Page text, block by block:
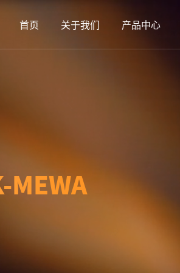
首页 关于我们 产品中心
MEWA